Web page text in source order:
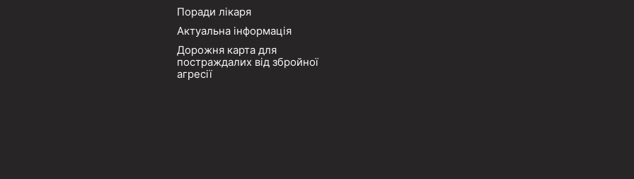
Поради лікаря
Актуальна інформація
Дорожня карта для
постраждалих від збройної
агресії